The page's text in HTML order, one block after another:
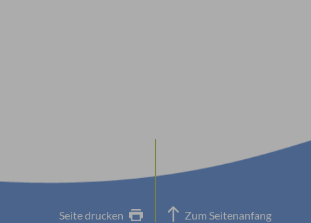
Seite drucken Zum Seitenanfang